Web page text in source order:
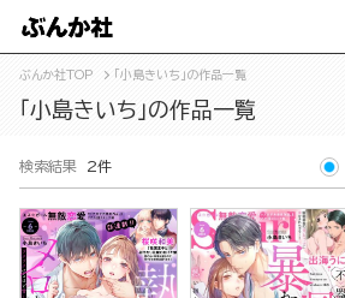
ぶんか社TOP 「小島きいち」の作品一覧
「小島きいち」の作品一覧
検索結果 2件